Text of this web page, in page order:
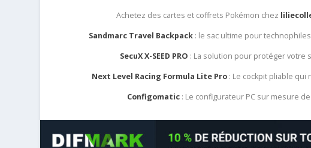
Achetez des cartes et coffrets Pokémon chez
Sandmarc Travel Backpack: le sac ultime pour
SecuX X-SEED PRO : La solution pour protéger votre
Next Level Racing Formula Lite Pro: Le cockpit pliable qui
Configomatic : Le configurateur PC sur mesure